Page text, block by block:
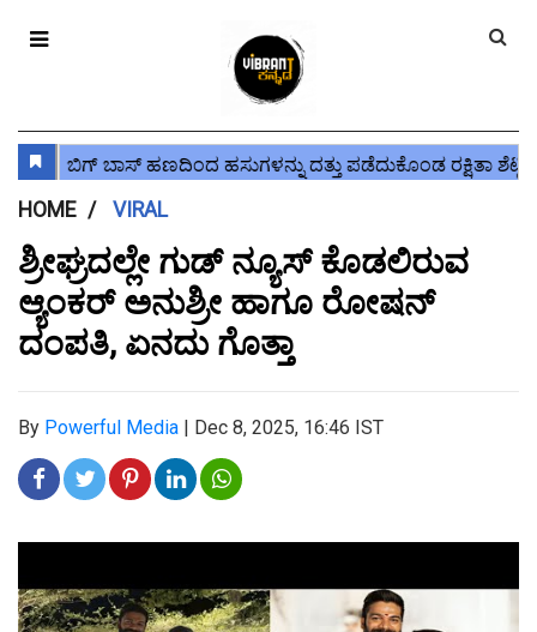
HOME VIRAL
ಶ್ರೀಘ್ರದಲ್ಲೇ ಗುಡ್ ನ್ಯೂಸ್ ಕೊಡಲಿರುವ
ಆ್ಯಂಕರ್ ಅನುಶ್ರೀ ಹಾಗೂ ರೋಷನ್
ದಂಪತಿ, ಏನದು ಗೊತ್ತಾ
By Powerful Media | Dec 8, 2025, 16:46 IST